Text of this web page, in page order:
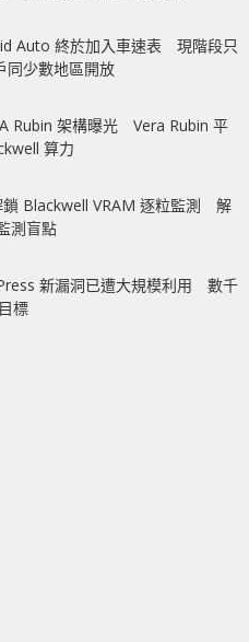
Auto 終於加入車速表 現階段只
同少數地區開放
Rubin 架構曝光 Vera Rubin 平
算力
鎖 Blackwell VRAM 逐粒監測 解
測盲點
新漏洞已遭大規模利用 數千
標